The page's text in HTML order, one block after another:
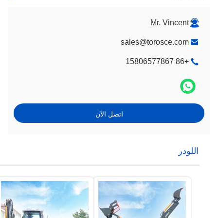
Mr. Vincent
sales@torosce.com
+86 15806577867
اتصل الآن
اللودر